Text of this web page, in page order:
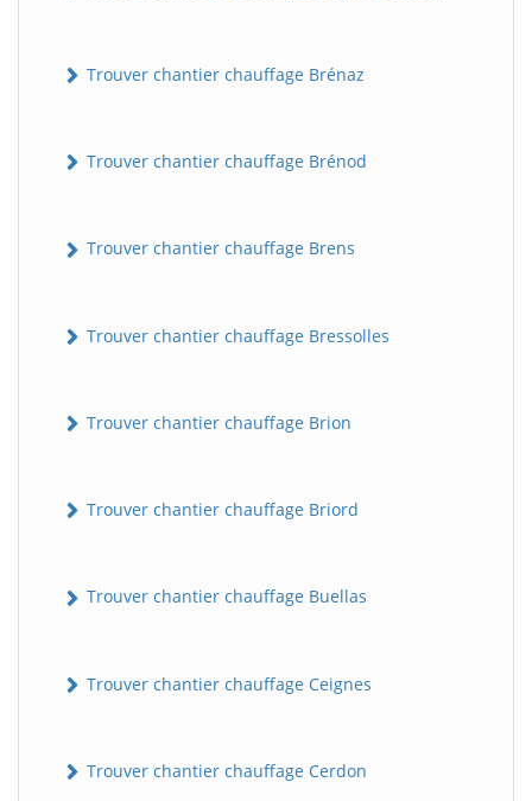
Trouver chantier chauffage Brénaz
Trouver chantier chauffage Brénod
Trouver chantier chauffage Brens
Trouver chantier chauffage Bressolles
Trouver chantier chauffage Brion
Trouver chantier chauffage Briord
Trouver chantier chauffage Buellas
Trouver chantier chauffage Ceignes
Trouver chantier chauffage Cerdon